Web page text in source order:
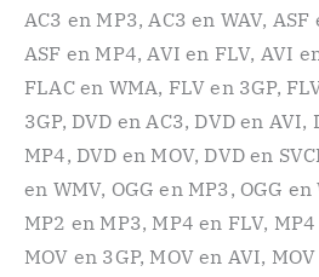
AC3 en MP3, AC3 en WAV, ASF
ASF en MP4, AVI en FLV, AVI
FLAC en WMA, FLV en 3GP,
3GP, DVD en AC3, DVD en AVI,
MP4, DVD en MOV, DVD en
en WMV, OGG en MP3, OGG
MP2 en MP3, MP4 en FLV,
MOV en 3GP, MOV en AVI,